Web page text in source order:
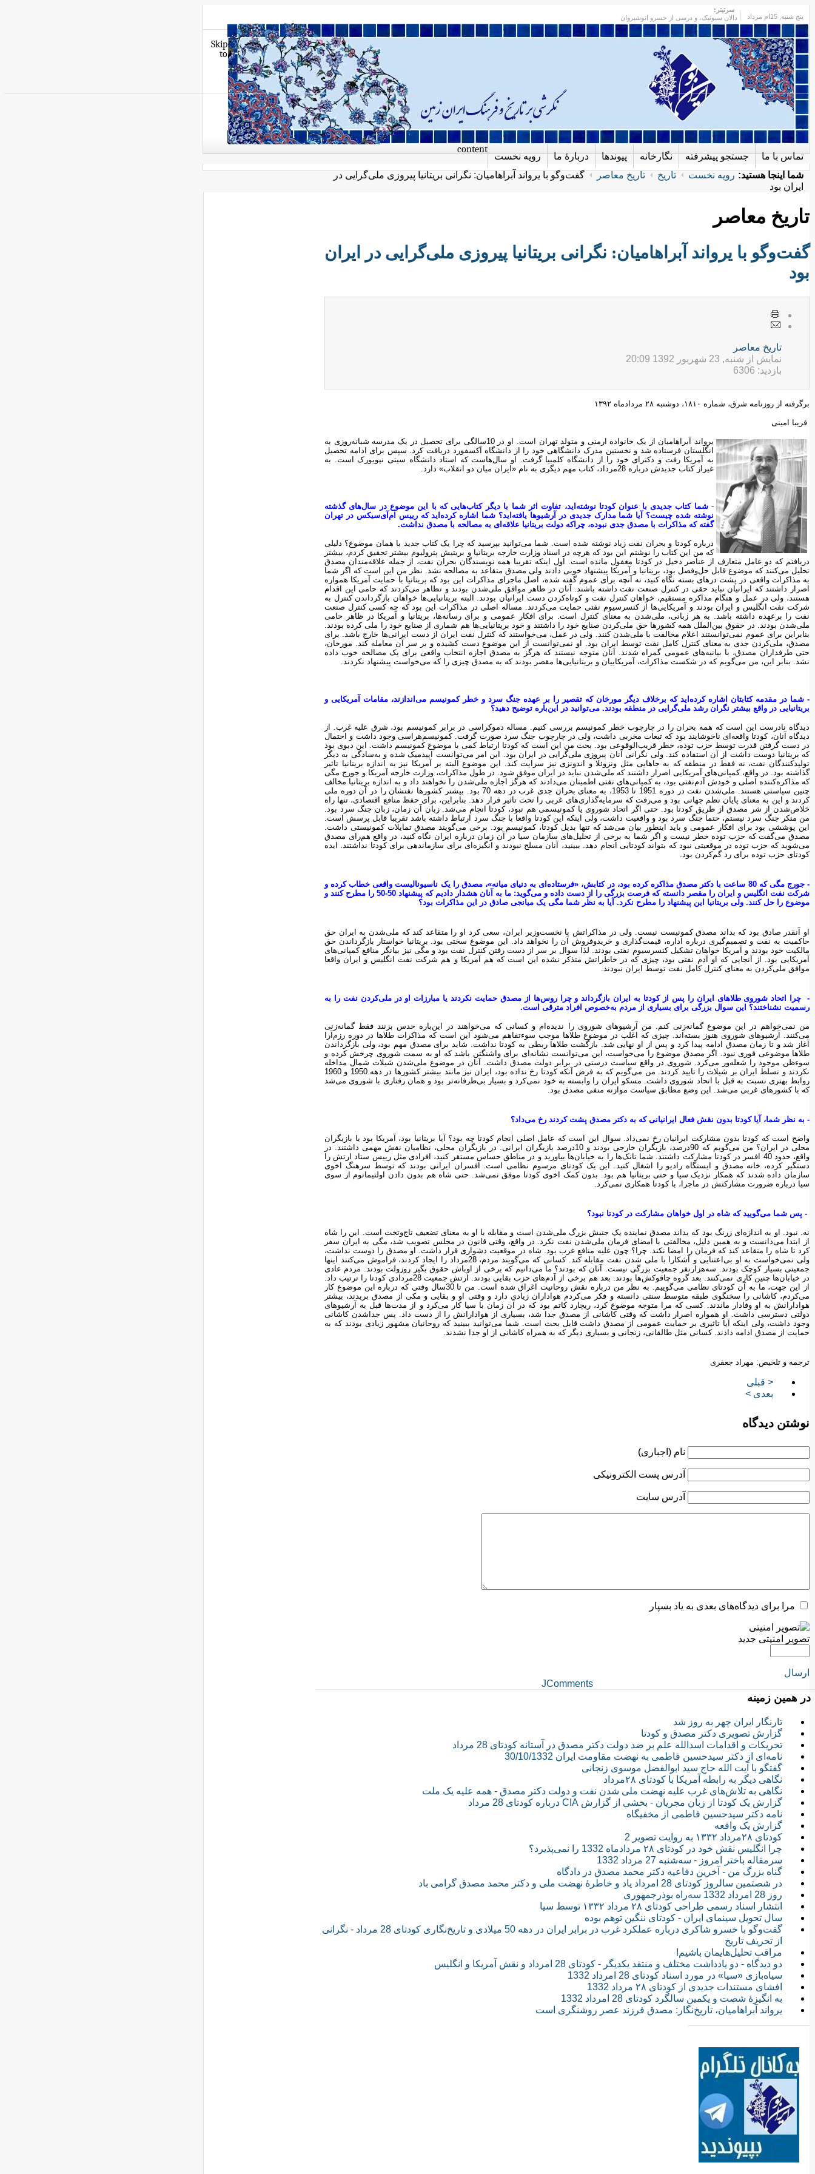
پنج شنبه
سرتیتر:
دالان سیونیک، و درسی از خسرو انوشیروان
رویه نخست دربارهٔ ما پیوندها نگارخانه جستجو پیشرفته تماس با ما
Skip
to
content
شما اینجا هستید: رویه نخست تاریخ تاریخ معاصر
گفت‌وگو با یرواند آبراهامیان: نگرانی بریتانیا پیروزی ملی‌گرایی در
ایران بود
تاریخ معاصر
گفت‌وگو با یرواند آبراهامیان: نگرانی بریتانیا پیروزی ملی‌گرایی در ایران
بود
تاريخ معاصر
نمایش از شنبه, 23 شهریور 1392 20:09
بازدید: 6306
برگرفته از روزنامه شرق، شماره ۱۸۱۰، دوشنبه ۲۸ مردادماه ۱۳۹۲
فریبا امینی
یرواند آبراهامیان از یک خانواده ارمنی و متولد تهران است. او در 10سالگی برای تحصیل در یک مدرسه شبانه‌روزی به
انگلستان فرستاده شد و نخستین مدرک دانشگاهی خود را از دانشگاه آکسفورد دریافت کرد. سپس برای ادامه تحصیل
به آمریکا رفت و دکترای خود را از دانشگاه کلمبیا گرفت. او سال‌هاست که استاد دانشگاه سیتی نیویورک است. به
غیراز کتاب جدیدش درباره 28مرداد، کتاب مهم دیگری به نام «ایران میان دو انقلاب» دارد.
-شما کتاب جدیدی با عنوان کودتا نوشته‌اید، تفاوت اثر شما با دیگر کتاب‌هایی که با این موضوع در سال‌های گذشته
نوشته شده چیست؟ آیا شما مدارک جدیدی در آرشیوها یافته‌اید؟ شما اشاره کرده‌اید که رییس ‌ام‌‌آی‌سیکس در تهران
گفته که مذاکرات با مصدق جدی نبوده، چراکه دولت بریتانیا علاقه‌ای به مصالحه با مصدق نداشت.
درباره کودتا و بحران نفت زیاد نوشته شده است. شما می‌توانید بپرسید که چرا یک کتاب جدید با همان موضوع؟ دلیلی
که من این کتاب را نوشتم این بود که هرچه در اسناد وزارت خارجه بریتانیا و بریتیش پترولیوم بیشتر تحقیق کردم، بیشتر
دریافتم که دو عامل متعارف از عناصر دخیل در کودتا مغفول مانده است. اول اینکه تقریبا همه نویسندگان بحران نفت، از جمله علاقه‌مندان مصدق
تحلیل می‌کنند که موضوع قابل حل‌وفصل بود، بریتانیا و آمریکا پیشنهاد خوبی دادند ولی مصدق متقاعد به مصالحه نشد. نظر من این است که اگر شما
به مذاکرات واقعی در پشت درهای بسته نگاه کنید، نه آنچه برای عموم گفته شده، اصل ماجرای مذاکرات این بود که بریتانیا با حمایت آمریکا همواره
اصرار داشتند که ایرانیان نباید حقی در کنترل صنعت نفت داشته باشند. آنان در ظاهر موافق ملی‌شدن بودند و تظاهر می‌کردند که حامی این اقدام
هستند، ولی در عمل و هنگام مذاکره مستقیم، خواهان کنترل نفت و کوتاه‌کردن دست ایرانیان بودند. البته بریتانیایی‌ها خواهان بازگرداندن کنترل به
شرکت نفت انگلیس و ایران بودند و آمریکایی‌ها از کنسرسیوم نفتی حمایت می‌کردند. مساله اصلی در مذاکرات این بود که چه کسی کنترل صنعت
نفت را برعهده داشته باشد. به هر زبانی، ملی‌شدن به معنای کنترل است. برای افکار عمومی و برای رسانه‌ها، بریتانیا و آمریکا در ظاهر حامی
ملی‌شدن بودند. در حقوق بین‌الملل همه کشورها حق ملی‌کردن صنایع خود را داشتند و خود بریتانیایی‌ها هم شماری از صنایع خود را ملی کرده بودند.
بنابراین برای عموم نمی‌توانستند اعلام مخالفت با ملی‌شدن کنند. ولی در عمل، می‌خواستند که کنترل نفت ایران از دست ایرانی‌ها خارج باشد. برای
مصدق، ملی‌کردن جدی به معنای کنترل کامل نفت توسط ایران بود. او نمی‌توانست از این موضوع دست کشیده و بر سر آن معامله کند. مورخان،
حتی طرفداران مصدق، با بیانیه‌های عمومی گمراه شدند. آنان متوجه نیستند که هرگز به مصدق اجازه انتخاب واقعی برای یک مصالحه خوب داده
نشد. بنابر این، من می‌گویم که در شکست مذاکرات، آمریکاییان و بریتانیایی‌ها مقصر بودند که به مصدق چیزی را که می‌خواست پیشنهاد نکردند.
- ‌شما در مقدمه کتابتان اشاره کرده‌اید که برخلاف دیگر مورخان که تقصیر را بر عهده جنگ سرد و خطر کمونیسم می‌اندازند، مقامات آمریکایی و
بریتانیایی در واقع بیشتر نگران رشد ملی‌گرایی در منطقه بودند. می‌توانید در این‌باره توضیح دهید؟
دیدگاه نادرست این است که همه بحران را در چارچوب خطر کمونیسم بررسی کنیم. مساله دموکراسی در برابر کمونیسم بود، شرق علیه غرب. از
دیدگاه آنان، کودتا واقعه‌ای ناخوشایند بود که تبعات مخربی داشت، ولی در چارچوب جنگ سرد صورت گرفت. کمونیسم‌هراسی وجود داشت و احتمال
در دست گرفتن قدرت توسط حزب توده، خطر قریب‌الوقوعی بود. بحث من این است که کودتا ارتباط کمی با موضوع کمونیسم داشت. این دیوی بود
که بریتانیا دوست داشت از آن استفاده کند. ولی نگرانی آنان پیروزی ملی‌گرایی در ایران بود. این امر می‌توانست اپیدمیک شده و به‌سادگی به دیگر
تولید‌کنندگان نفت، نه فقط در منطقه که به جاهایی مثل ونزوئلا و اندونزی نیز سرایت کند. این موضوع البته بر آمریکا نیز به اندازه بریتانیا تاثیر
گذاشته بود. در واقع، کمپانی‌های آمریکایی اصرار داشتند که ملی‌شدن نباید در ایران موفق شود. در طول مذاکرات، وزارت خارجه آمریکا و جورج مگی
که مذاکره‌کننده اصلی و خودش آدم‌نفتی بود، به کمپانی‌های نفتی اطمینان می‌دادند که هرگز اجازه ملی‌شدن را نخواهند داد و به اندازه بریتانیا مخالف
چنین سیاستی هستند. ملی‌شدن نفت در دوره 1951 تا 1953، به معنای بحران جدی غرب در دهه 70 بود. بیشتر کشورها نفتشان را در آن دوره ملی
کردند و این به معنای پایان نظم جهانی بود و می‌رفت که سرمایه‌گذاری‌های غربی را تحت تاثیر قرار دهد. بنابراین، برای حفظ منافع اقتصادی، تنها راه
خلاص‌شدن از شر مصدق از طریق کودتا بود. حتی اگر اتحاد شوروی یا کمونیسمی هم نبود، کودتا انجام می‌شد. زبان آن زمان، زبان جنگ سرد بود.
من منکر جنگ سرد نیستم، حتما جنگ سرد بود و واقعیت داشت، ولی اینکه این کودتا واقعا با جنگ سرد ارتباط داشته باشد تقریبا قابل پرسش است.
این پوششی بود برای افکار عمومی و باید اینطور بیان می‌شد که تنها بدیل کودتا، کمونیسم بود. برخی می‌گویند مصدق تمایلات کمونیستی داشت.
مصدق می‌گفت که حزب توده خطر نیست و اگر شما به برخی از تحلیل‌های سازمان سیا در آن زمان درباره ایران نگاه کنید، در واقع هم‌رای مصدق
می‌شوید که حزب توده در موقعیتی نبود که بتواند کودتایی انجام دهد. ببینید، آنان مسلح نبودند و انگیزه‌ای برای سازماندهی برای کودتا نداشتند. ایده
کودتای حزب توده برای رد گم‌کردن بود.
- جورج مگی که 80 ساعت با دکتر مصدق مذاکره کرده بود، در کتابش، «فرستاده‌ای به دنیای میانه»، مصدق را یک ناسیونالیست واقعی خطاب کرده و
شرکت نفت انگلیس و ایران را مقصر دانسته که فرصت بزرگی را از دست داده و می‌گوید: ما به آنان هشدار دادیم که پیشنهاد 50-50 را مطرح کنند و
موضوع را حل کنند. ولی بریتانیا این پیشنهاد را مطرح نکرد. آیا به نظر شما مگی یک میانجی صادق در این مذاکرات بود؟
او آنقدر صادق بود که بداند مصدق کمونیست نیست. ولی در مذاکراتش با نخست‌وزیر ایران، سعی کرد او را متقاعد کند که ملی‌شدن به ایران حق
حاکمیت به نفت و تصمیم‌گیری درباره اداره، قیمت‌گذاری و خریدوفروش آن را نخواهد داد. این موضوع سختی بود. بریتانیا خواستار بازگرداندن حق
مالکیت خود بودند و آمریکا خواهان تشکیل کنسرسیوم نفتی بودند. لذا سوال بر سر از دست رفتن کنترل نفت بود و مگی نیز بیانگر منافع کمپانی‌های
آمریکایی بود. از آنجایی که او آدم نفتی بود، چیزی که در خاطراتش متذکر نشده این است که هم آمریکا و هم شرکت نفت انگلیس و ایران واقعا
موافق ملی‌کردن به معنای کنترل کامل نفت توسط ایران نبودند.
- ‌ چرا اتحاد شوروی طلاهای ایران را پس از کودتا به ایران بازگرداند و چرا روس‌ها از مصدق حمایت نکردند یا مبارزات او در ملی‌کردن نفت را به
رسمیت نشناختند؟ این سوال بزرگی برای بسیاری از مردم به‌خصوص افراد مترقی است.
من نمی‌خواهم در این موضوع گمانه‌زنی کنم. من آرشیوهای شوروی را ندیده‌ام و کسانی که می‌خواهند در این‌باره حدس بزنند فقط گمانه‌زنی
می‌کنند. آرشیوهای شوروی هنوز بسته‌اند. چیزی که اغلب در موضوع طلاها موجب سوءتفاهم می‌شود این است که مذاکرات طلاها در دوره رزم‌آرا
آغاز شد و تا زمان مصدق ادامه پیدا کرد و پس از او نهایی شد. بازگشت طلاها ربطی به کودتا نداشت. شاید برای مصدق مهم بود، ولی بازگرداندن
طلاها موضوعی فوری نبود. اگر مصدق موضوع را می‌خواست، این می‌توانست نشانه‌ای برای واشنگتن باشد که او به سمت شوروی چرخش کرده و
سوءظن موجود را شعله‌ور می‌کرد. شوروی در واقع سیاست درستی در برابر دولت مصدق داشت. آنان در موضوع ملی‌شدن شیلات شمال مداخله
نکردند و تسلط ایران بر شیلات را تایید کردند. من می‌گویم که به فرض آنکه کودتا رخ نداده بود، ایران نیز مانند بیشتر کشورها در دهه 1950 و 1960
روابط بهتری نسبت به قبل با اتحاد شوروی داشت. مسکو ایران را وابسته به خود نمی‌کرد و بسیار بی‌طرفانه‌تر بود و همان رفتاری با شوروی می‌شد
که با کشورهای غربی می‌شد. این وضع مطابق سیاست موازنه منفی مصدق بود.
-‌ به نظر شما، آیا کودتا بدون نقش فعال ایرانیانی که به دکتر مصدق پشت کردند رخ می‌داد؟
واضح است که کودتا بدون مشارکت ایرانیان رخ نمی‌داد. سوال این است که عامل اصلی انجام کودتا چه بود؟ آیا بریتانیا بود، آمریکا بود یا بازیگران
محلی در ایران؟ من می‌گویم که 90درصد، بازیگران خارجی بودند و 10درصد بازیگران ایرانی. در بازیگران محلی، نظامیان نقش مهمی داشتند. در
واقع، حدود 40 افسر در کودتا مشارکت داشتند. شما تانک‌ها را به خیابان‌ها بیاورید و در مناطق حساس مستقر کنید، افرادی مثل رییس ستاد ارتش را
دستگیر کرده، خانه مصدق و ایستگاه رادیو را اشغال کنید. این یک کودتای مرسوم نظامی است. افسران ایرانی بودند که توسط سرهنگ اخوی
سازمان داده شدند که همکار نزدیک سیا و حتی بریتانیا هم بود. بدون کمک اخوی کودتا موفق نمی‌شد. حتی شاه هم بدون دادن اولتیماتوم از سوی
سیا درباره ضرورت مشارکتش در ماجرا، با کودتا همکاری نمی‌کرد.
‌ - پس شما می‌گویید که شاه در اول خواهان مشارکت در کودتا نبود؟
نه. نبود. او به اندازه‌ای زرنگ بود که بداند مصدق نماینده یک جنبش بزرگ ملی‌شدن است و مقابله با او به معنای تضعیف تاج‌وتخت است. این را شاه
از ابتدا می‌دانست و به همین دلیل، مخالفتی با امضای فرمان ملی‌شدن نفت نکرد. در واقع، وقتی قانون در مجلس تصویب شد، مگی به ایران سفر
کرد تا شاه را متقاعد کند که فرمان را امضا نکند. چرا؟ چون علیه منافع غرب بود. شاه در موقعیت دشواری قرار داشت. او مصدق را دوست نداشت،
ولی نمی‌خواست به او بی‌اعتنایی و آشکارا با ملی شدن نفت مقابله کند. کسانی که می‌گویند مردم، 28مرداد را ایجاد کردند، فراموش می‌کنند اینها
جمعیتی بسیار کوچک بودند. سه‌هزارنفر جمعیت بزرگی نیست. آنان که بودند؟ ما می‌دانیم که برخی از اوباش حقوق بگیر روزولت بودند. مردم عادی
در خیابان‌ها چنین کاری نمی‌کنند. بعد گروه چاقوکش‌ها بودند. بعد هم برخی از آدم‌های حزب بقایی بودند. ارتش جمعیت 28مردادی کودتا را ترتیب داد.
از این جهت، ما به آن کودتای نظامی می‌گوییم. به نظر من درباره نقش روحانیت اغراق شده است. من تا 30سال وقتی که درباره این موضوع کار
می‌کردم، کاشانی را سخنگوی طبقه متوسط سنتی دانسته و فکر می‌کردم هواداران زیادی دارد و وقتی او و بقایی و مکی از مصدق بریدند، بیشتر
هوادارانش به او وفادار ماندند. کسی که مرا متوجه موضوع کرد، ریچارد کاتم بود که در آن زمان با سیا کار می‌کرد و از مدت‌ها قبل به آرشیوهای
دولتی دسترسی داشت. او همواره اصرار داشت که وقتی کاشانی از مصدق جدا شد، بسیاری از هوادارانش را از دست داد. پس جداشدن کاشانی
وجود داشت، ولی اینکه آیا تاثیری بر حمایت عمومی از مصدق داشت قابل بحث است. شما می‌توانید ببینید که روحانیان مشهور زیادی بودند که به
حمایت از مصدق ادامه دادند. کسانی مثل طالقانی، زنجانی و بسیاری دیگر که به همراه کاشانی از او جدا نشدند.
ترجمه و تلخیص: مهراد جعفری
< قبلی
بعدی >
نوشتن دیدگاه
نام (اجباری)
آدرس پست الکترونیکی
آدرس سایت
مرا برای دیدگاه‌های بعدی به یاد بسپار
تصویر امنیتی جدید
ارسال
JComments
در همین زمینه
تارنگار ایران چهر به روز شد
گزارش تصويرى دکتر مصدق و کودتا
تحریکات و اقدامات اسدالله علم بر ضد دولت دکتر مصدق در آستانه کودتای 28 مرداد
نامه‌ای از دکتر سیدحسین فاطمی به نهضت مقاومت ایران 30/10/1332
گفتگو با آیت الله حاج سید ابوالفضل موسوی زنجانی
نگاهی دیگر به رابطه آمریکا با کودتای ۲۸مرداد
نگاهی به تلاش‌های غرب علیه نهضت ملی شدن نفت و دولت دکتر مصدق - همه علیه یک ملت
گزارش یک کودتا از زبان مجریان - بخشی از گزارش CIA درباره کودتای 28 مرداد
نامه دکتر سیدحسین فاطمی از مخفیگاه
گزارش یک واقعه
کودتای ۲۸مرداد ۱۳۳۲ به روایت تصویر 2
چرا انگلیس نقش خود در کودتای ۲۸ مردادماه 1332 را نمی‌پذیرد؟
سرمقاله باختر امروز - سه‌شنبه 27 مرداد 1332
گناه بزرگ من - آخرین دفاعیه دکتر محمد مصدق در دادگاه
در شصتمین سالروز کودتای 28 امرداد یاد و خاطرۀ نهضت ملی و دکتر محمد مصدق گرامی باد
روز 28 امرداد 1332 سه‌راه بوذرجمهوری
انتشار اسناد رسمی طراحی کودتای ۲۸ مرداد ۱۳۳۲ توسط سیا
سال تحویل سینمای ایران - کودتای ننگین توهم بوده
گفت‌وگو با خسرو شاکری درباره عملکرد غرب در برابر ایران در دهه 50 میلادی و تاریخ‌نگاری کودتای 28 مرداد - نگرانی
از تحریف تاریخ
مراقب تحلیل‌هایمان باشیم‎!
دو دیدگاه - دو یادداشت مختلف و منتقد یکدیگر - کودتای 28 امرداد و نقش آمریکا و انگلیس
سیاه‌بازی «سیا» در مورد اسناد کودتای 28 امرداد 1332
افشای مستندات جدیدی از کودتای ۲۸ مرداد 1332
به انگیزۀ شصت و یکمین سالگرد کودتای 28 امرداد 1332
یرواند آبراهامیان، تاریخ‌نگار: مصدق فرزند عصر روشنگری است